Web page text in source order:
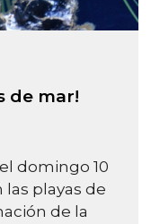
de mar!
domingo 10
las playas de
de la